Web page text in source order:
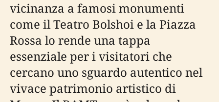
vicinanza a famosi monumenti
come il Teatro Bolshoi e la Piazza
Rossa lo rende una tappa
essenziale per i visitatori che
cercano uno sguardo autentico nel
vivace patrimonio artistico di